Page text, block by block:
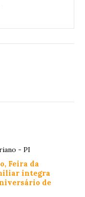
- PI
Feira da
integra
de